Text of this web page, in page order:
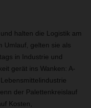
halten die Logistik am
Umlauf, gelten sie als
in Industrie und
gerät ins Wanken: A‑
der Palettenkreislauf
Kosten,